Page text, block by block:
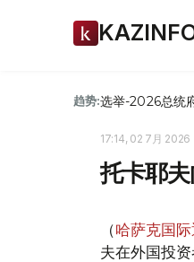
趋势:选举-2026总统
17:14, 02 7月 2026
托卡耶
（哈萨克国
夫在外国投